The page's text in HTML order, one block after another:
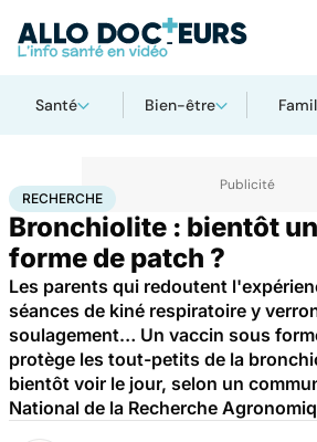
Santé Bien-être
AccueilSantéMédicaments Recherche
RECHERCHE
Bronchiolite : bientôt
forme de patch ?
Les parents qui redoutent
séances de kiné respiratoire y
soulagement… Un vaccin sous
protège les tout-petits de la
bientôt voir le jour, selon un
National de la Recherche